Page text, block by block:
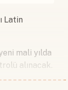
Latin
mali yılda
alınacak.